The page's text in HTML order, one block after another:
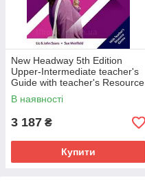
New Headway 5th Edition
Upper-Intermediate teacher's
Guide with teacher's Resource
Center / книга для вчителя
В наявності
3 187 ₴
Купити